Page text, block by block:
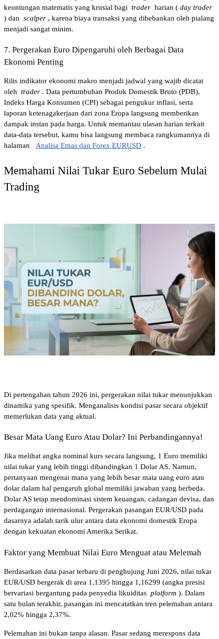
keuntungan matematis yang krusial bagi trader harian ( day trader
) dan scalper , karena biaya transaksi yang dibebankan oleh pialang
menjadi sangat minim.
7. Pergerakan Euro Dipengaruhi oleh Berbagai Data
Ekonomi Penting
Rilis indikator ekonomi makro menjadi jadwal yang wajib dicatat
oleh trader . Data pertumbuhan Produk Domestik Bruto (PDB),
Indeks Harga Konsumen (CPI) sebagai pengukur inflasi, serta
laporan ketenagakerjaan dari zona Eropa langsung memberikan
dampak instan pada harga. Untuk memantau ulasan harian terkait
data-data tersebut, kamu bisa langsung membaca rangkumannya di
halaman
Analisa Emas dan Forex EURUSD .
Memahami Nilai Tukar Euro Sebelum Mulai
Trading
Di pertengahan tahun 2026 ini, pergerakan nilai tukar menunjukkan
dinamika yang spesifik. Menganalisis kondisi pasar secara objektif
memerlukan data yang aktual.
Besar Mata Uang Euro Atau Dolar? Ini Perbandingannya!
Jika melihat angka nominal kurs secara langsung, 1 Euro memiliki
nilai tukar yang lebih tinggi dibandingkan 1 Dolar AS. Namun,
pertanyaan mengenai mana yang lebih besar mata uang euro atau
dolar dalam hal pengaruh global memiliki jawaban yang berbeda.
Dolar AS tetap mendominasi sistem keuangan, cadangan devisa, dan
perdagangan internasional. Pergerakan pasangan EUR/USD pada
dasarnya adalah tarik ulur antara data ekonomi domestik Eropa
dengan kekuatan ekonomi Amerika Serikat.
Faktor yang Membuat Nilai Euro Menguat atau Melemah
Berdasarkan data pasar terbaru di penghujung Juni 2026, nilai tukar
EUR/USD bergerak di area 1,1395 hingga 1,16299 (angka presisi
bervariasi bergantung pada penyedia likuiditas platform ). Dalam
satu bulan terakhir, pasangan ini mencatatkan tren pelemahan antara
2,02% hingga 2,37%.
Pelemahan ini bukan tanpa alasan. Pasar sedang merespons data